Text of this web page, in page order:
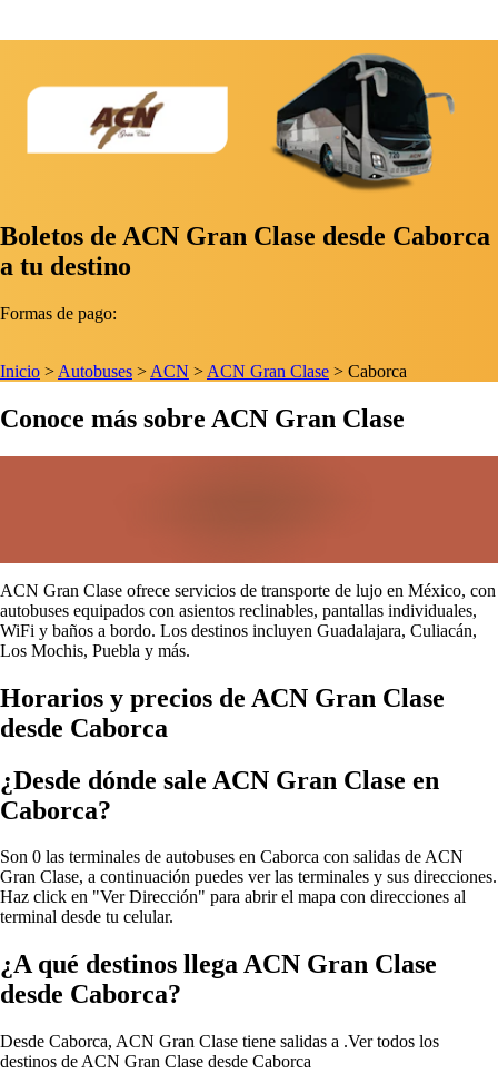
Boletos de ACN Gran Clase desde Caborca
a tu destino
Formas de pago:
Inicio > Autobuses > ACN > ACN Gran Clase > Caborca
Conoce más sobre ACN Gran Clase
ACN Gran Clase ofrece servicios de transporte de lujo en México, con
autobuses equipados con asientos reclinables, pantallas individuales,
WiFi y baños a bordo. Los destinos incluyen Guadalajara, Culiacán,
Los Mochis, Puebla y más.
Horarios y precios de ACN Gran Clase
desde Caborca
¿Desde dónde sale ACN Gran Clase en
Caborca?
Son 0 las terminales de autobuses en Caborca con salidas de ACN
Gran Clase, a continuación puedes ver las terminales y sus direcciones.
Haz click en "Ver Dirección" para abrir el mapa con direcciones al
terminal desde tu celular.
¿A qué destinos llega ACN Gran Clase
desde Caborca?
Desde Caborca, ACN Gran Clase tiene salidas a .Ver todos los
destinos de ACN Gran Clase desde Caborca